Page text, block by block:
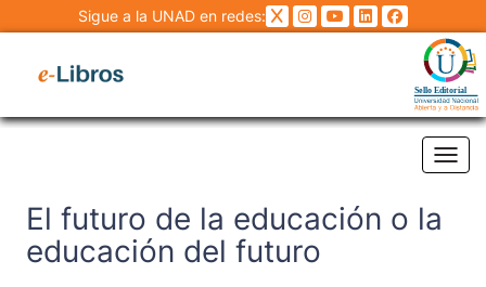
Sigue a la UNAD en redes:
El futuro de la educación o la
educación del futuro